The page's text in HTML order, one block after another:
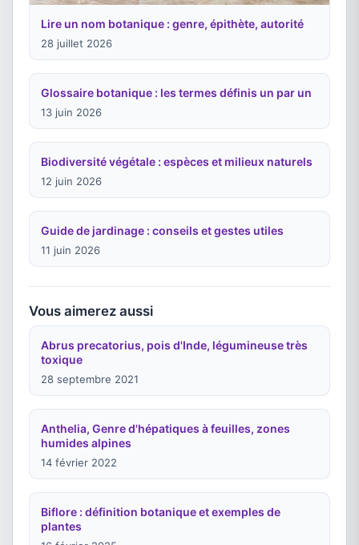
Lire un nom botanique : genre, épithète, autorité
28 juillet 2026
Glossaire botanique : les termes définis un par un
13 juin 2026
Biodiversité végétale : espèces et milieux naturels
12 juin 2026
Guide de jardinage : conseils et gestes utiles
11 juin 2026
Vous aimerez aussi
Abrus precatorius, pois d'Inde, légumineuse très
toxique
28 septembre 2021
Anthelia, Genre d'hépatiques à feuilles, zones
humides alpines
14 février 2022
Biflore : définition botanique et exemples de
plantes